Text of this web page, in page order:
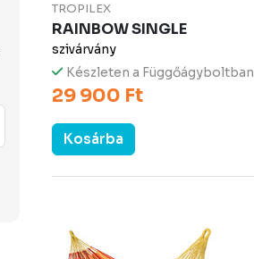
TROPILEX
RAINBOW SINGLE
szivárvány
Készleten a Függőágyboltban
29 900 Ft
Kosárba